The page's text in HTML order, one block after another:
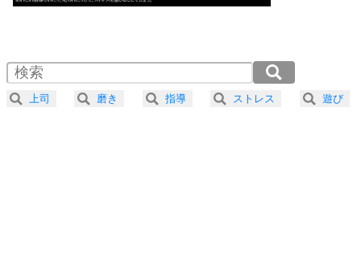
気楽に生きる30の方法
4 器の大きい人は、怒りを優しさで表現する。
プラス思考
2.0倍速 （285KB 1分12秒）
2.5倍速 （228KB 58秒）
3.0倍速 （191KB 48秒）
上司 磨き 指導 ストレス 遊び